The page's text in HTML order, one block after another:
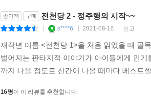
종이책 구매 전천당 2 - 정주행의 시작~~
s****6 2021-08-16 신고
재작년 여름 <전천당 1>을 처음 읽었을 때 골
벌어지는 판타지적 이야기가 아이들에게 인
까지 나올 정도로 신간이 나올 때마다 베스트
16명이 이 리뷰를 추천합니다.